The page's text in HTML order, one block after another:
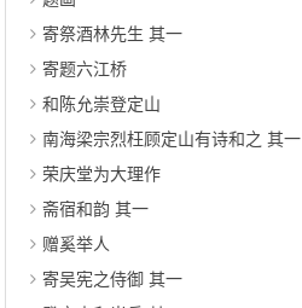
寄祭酒林先生 其一
寄题六江桥
和陈允崇登定山
南海梁宗烈枉顾定山有诗和之 其一
荣庆堂为大理作
斋宿和韵 其一
赠奚举人
寄吴宪之侍御 其一